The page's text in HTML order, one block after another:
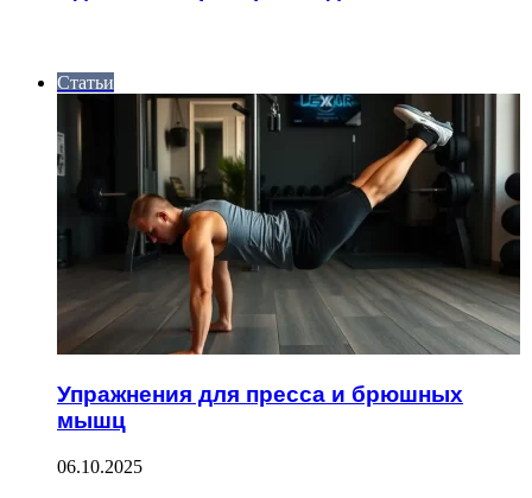
Статьи
Упражнения для пресса и брюшных
мышц
06.10.2025